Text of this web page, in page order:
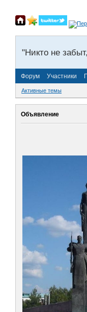
"Никто не
Форум Участники
Активные темы
Объявление